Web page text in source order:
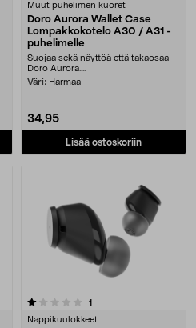
Muut puhelimen kuoret
Doro Aurora Wallet Case
Lompakkokotelo A30 / A31 -
puhelimelle
Suojaa sekä näyttöä että takaosaa
Doro Aurora....
Väri: Harmaa
34,95
Lisää ostoskoriin
1
Nappikuulokkeet